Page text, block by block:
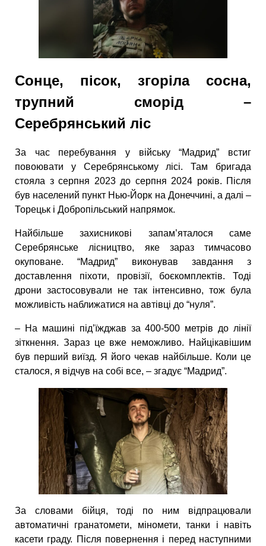
Сонце, пісок, згоріла сосна,
трупний сморід –
Серебрянський ліс
За час перебування у війську “Мадрид” встиг
повоювати у Серебрянському лісі. Там бригада
стояла з серпня 2023 до серпня 2024 років. Після
був населений пункт Нью-Йорк на Донеччині, а далі –
Торецьк і Добропільський напрямок.
Найбільше захисникові запам’яталося саме
Серебрянське лісництво, яке зараз тимчасово
окуповане. “Мадрид” виконував завдання з
доставлення піхоти, провізії, боєкомплектів. Тоді
дрони застосовували не так інтенсивно, тож була
можливість наближатися на автівці до “нуля”.
– На машині під’їжджав за 400-500 метрів до лінії
зіткнення. Зараз це вже неможливо. Найцікавішим
був перший виїзд. Я його чекав найбільше. Коли це
сталося, я відчув на собі все, – згадує “Мадрид”.
За словами бійця, тоді по ним відпрацювали
автоматичні гранатомети, міномети, танки і навіть
касети граду. Після повернення і перед наступними